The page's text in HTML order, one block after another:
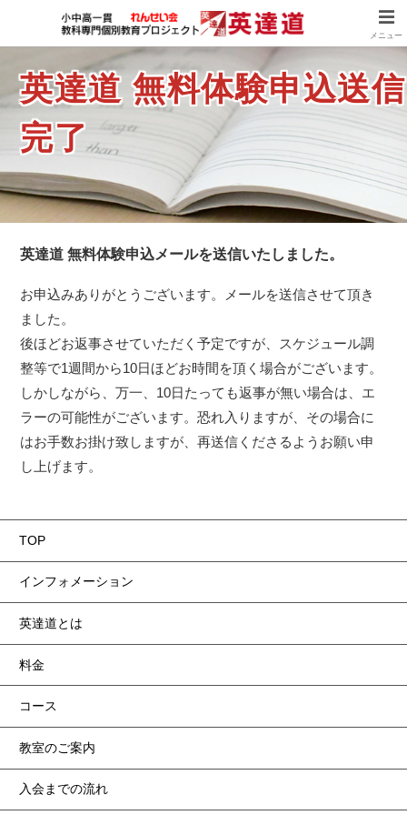
英達道 無料体験申込送信
完了
英達道 無料体験申込メールを送信いたしました。
お申込みありがとうございます。メールを送信させて頂き
ました。
後ほどお返事させていただく予定ですが、スケジュール調
整等で1週間から10日ほどお時間を頂く場合がございます。
しかしながら、万一、10日たっても返事が無い場合は、エ
ラーの可能性がございます。恐れ入りますが、その場合に
はお手数お掛け致しますが、再送信くださるようお願い申
し上げます。
TOP
インフォメーション
英達道とは
料金
コース
教室のご案内
入会までの流れ
メニュー